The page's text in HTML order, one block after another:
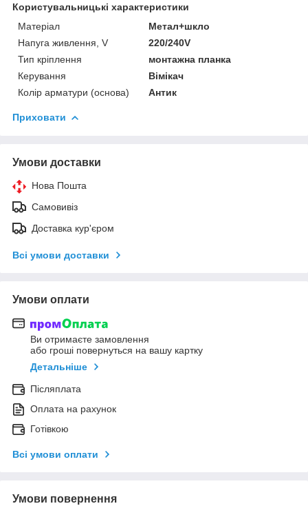
Користувальницькі характеристики
Матеріал
Метал+шкло
Напуга живлення, V
220/240V
Тип кріплення
монтажна планка
Керування
Вімікач
Колір арматури (основа)
Антик
Приховати
Умови доставки
Нова Пошта
Самовивіз
Доставка кур'єром
Всі умови доставки
Умови оплати
Ви отримаєте замовлення
або гроші повернуться на вашу картку
Детальніше
Післяплата
Оплата на рахунок
Готівкою
Всі умови оплати
Умови повернення